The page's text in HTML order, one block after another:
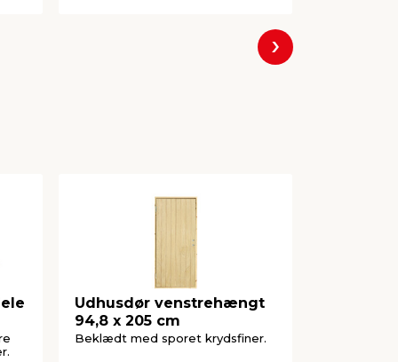
Næste
Udhusdør venstrehængt
94,8 x 205 cm
Beklædt med sporet krydsfiner.